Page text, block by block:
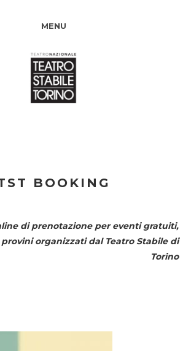
MENU
BOOKING
di prenotazione per eventi gratuiti,
organizzati dal Teatro Stabile di
Torino